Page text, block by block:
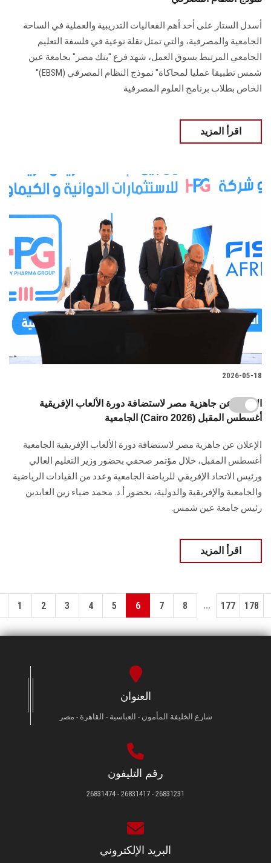
أسدل الستار على أحد أهم الفعاليات التدريبية والعملية في الساحة
الجامعية والمصرفية، والتي تمثل نقلة نوعية في فلسفة التعليم
الجامعي المرتبط بسوق العمل، شهد فرع "بنك مصر" بجامعة عين
شمس تطبيقا عمليا لمحاكاة" نموذج النظام المصرفي (EBSM)"
الخاص بطلاب برنامج العلوم المصرفية
اقرأ المزيد
2026-05-18
الإعلان عن جاهزية مصر لاستضافة دورة الألعاب الإفريقية
الجامعية (Cairo 2026) أغسطس المقبل
الإعلان عن جاهزية مصر لاستضافة دورة الألعاب الإفريقية الجامعية
أغسطس المقبل، خلال مؤتمر صحفي بحضور وزير التعليم العالي
ورئيس الاتحاد الإفريقي للرياضة الجامعية وعدد من القيادات الرياضية
والجامعية والإفريقية والدولية، بحضور أ.د. محمد ضياء زين العابدين
رئيس جامعة عين شمس.
اقرأ المزيد
1 2 3 4 5 6 7 8 ... 177 178
العنوان
شارع الخليفة المأمون - العباسية - القاهرة - مصر
رقم التليفون
26831231 - 26831417 - 26831474
البريد الإلكتروني